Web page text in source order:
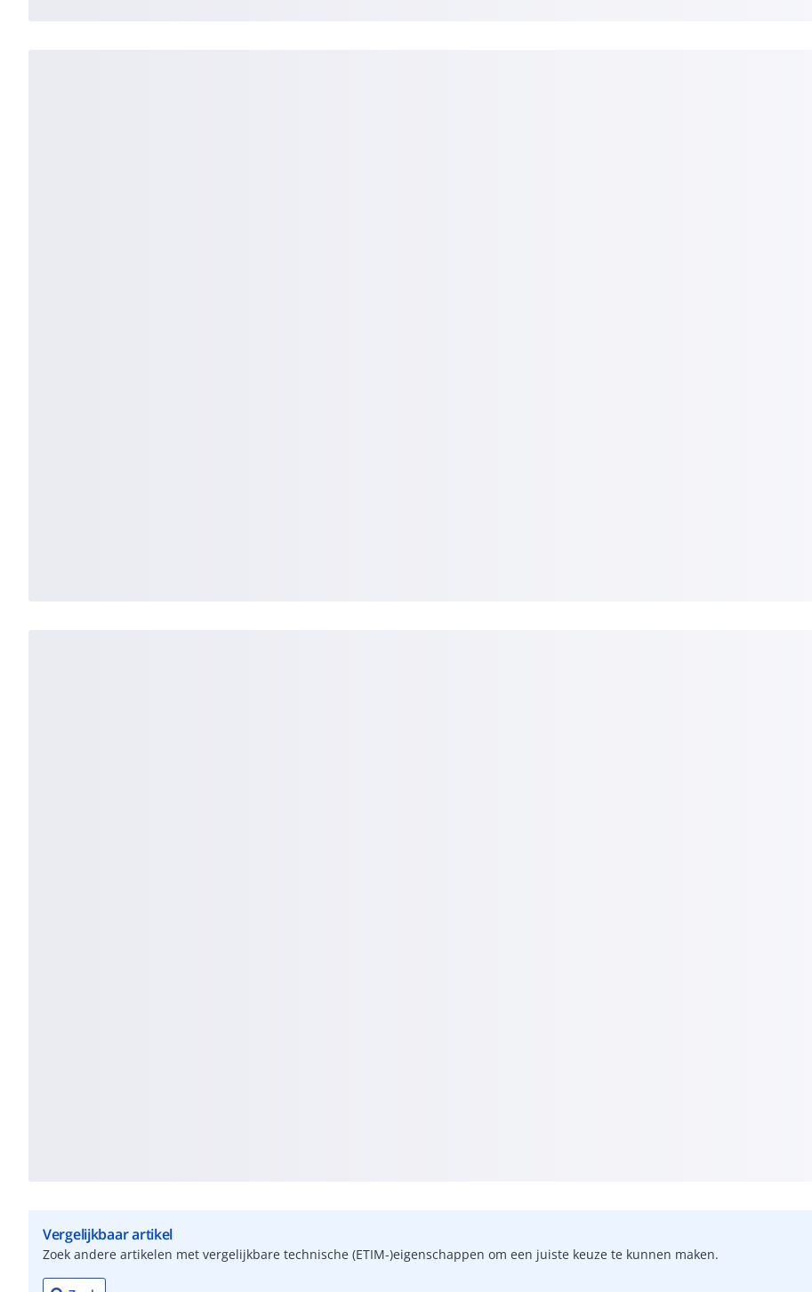
Vergelijkbaar artikel
Zoek andere artikelen met vergelijkbare technische (ETIM-)eigenschappen om een juiste keuze te kunnen maken.